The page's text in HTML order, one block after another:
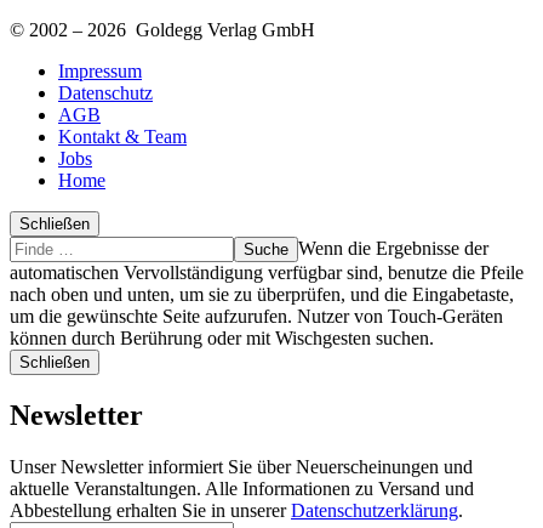
© 2002 – 2026 Goldegg Verlag GmbH
Impressum
Datenschutz
AGB
Kontakt & Team
Jobs
Home
Schließen
Suche
Finde
…
Wenn die Ergebnisse der
automatischen Vervollständigung verfügbar sind, benutze die Pfeile
nach oben und unten, um sie zu überprüfen, und die Eingabetaste,
um die gewünschte Seite aufzurufen. Nutzer von Touch-Geräten
können durch Berührung oder mit Wischgesten suchen.
Schließen
Newsletter
Unser Newsletter informiert Sie über Neuerscheinungen und
aktuelle Veranstaltungen. Alle Informationen zu Versand und
Abbestellung erhalten Sie in unsererDatenschutzerklärung.